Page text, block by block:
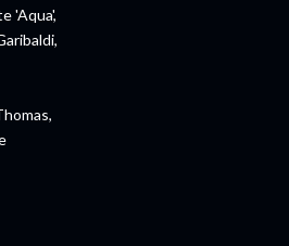
'Aqua',